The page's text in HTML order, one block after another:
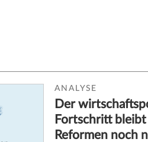
ANALYSE
Der
Fortschritt
Reformen noch